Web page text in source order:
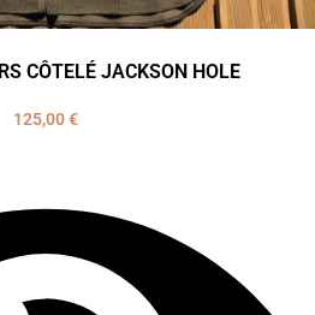
CÔTELÉ JACKSON HOLE
125,00€